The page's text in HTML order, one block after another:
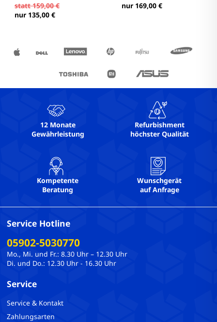
statt 159,00 €
nur 135,00 €
nur 169,00 €
12 Monate
Gewährleistung
Refurbishment
höchster Qualität
Kompetente
Beratung
Wunschgerät
auf Anfrage
Service Hotline
05902-5030770
Mo., Mi. und Fr.: 8.30 Uhr – 12.30 Uhr
Di. und Do.: 12.30 Uhr - 16.30 Uhr
Service
Service & Kontakt
Zahlungsarten